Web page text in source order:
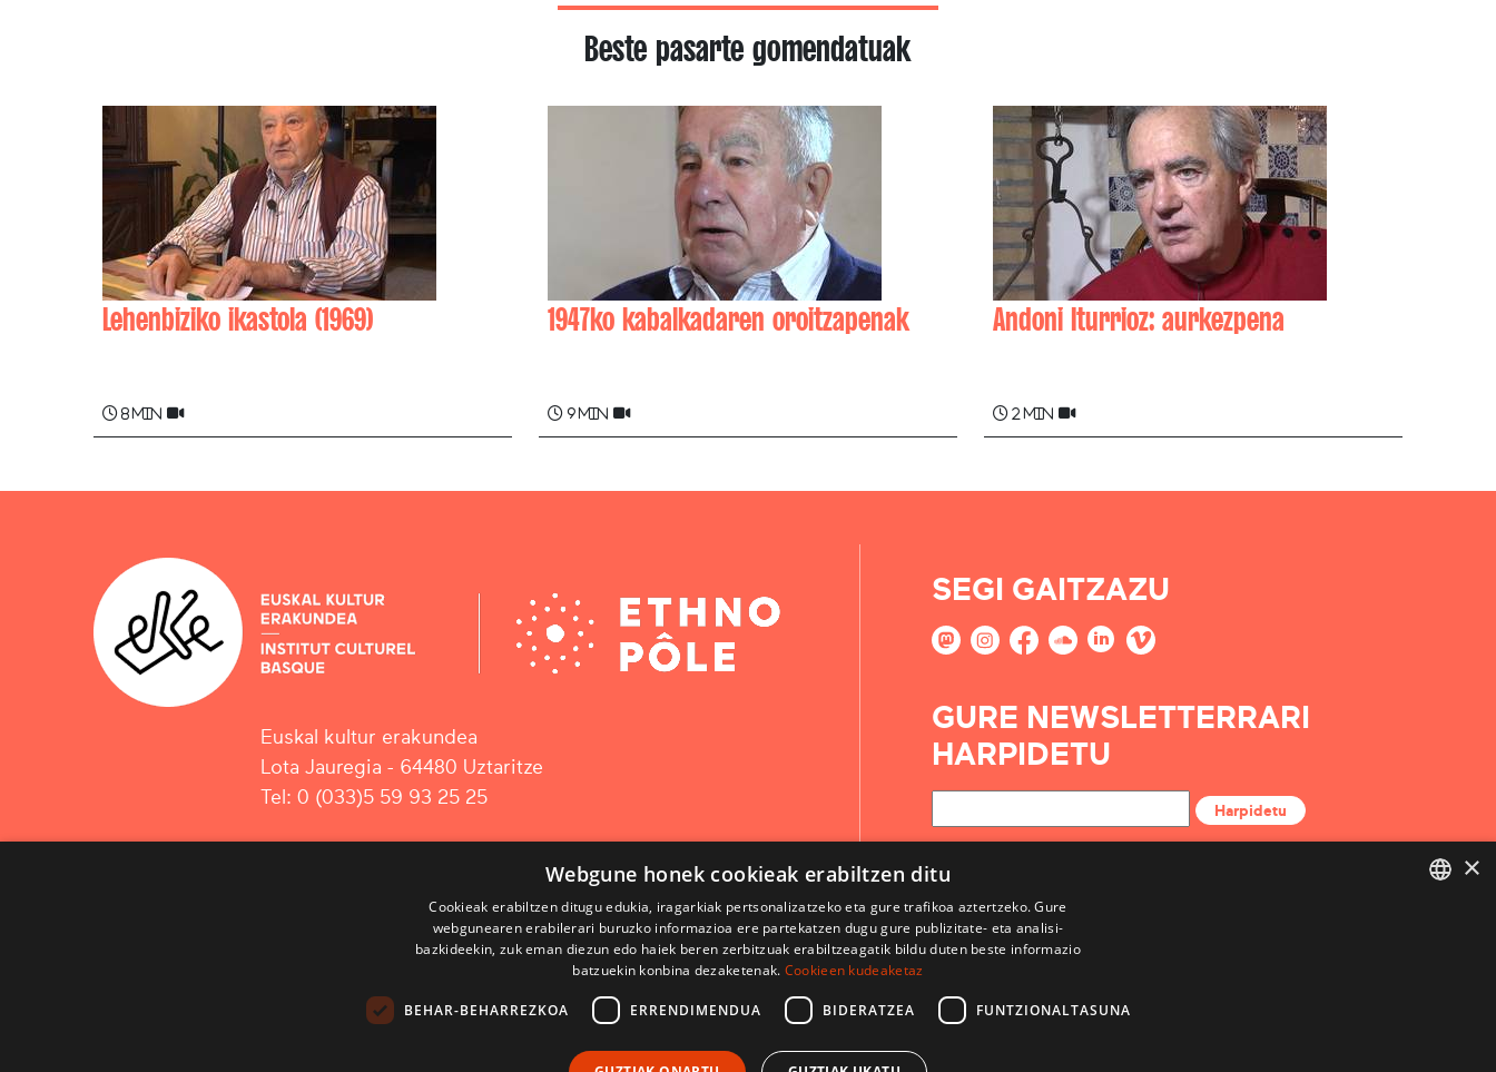
Beste pasarte gomendatuak
Lehenbiziko ikastola (1969)
8 min
1947ko kabalkadaren oroitzapenak
9 min
Andoni Iturrioz: aurkezpena
2 min
Euskal kultur erakundea
Lota Jauregia - 64480 Uztaritze
Tel: 0 (033)5 59 93 25 25
SEGI GAITZAZU
GURE NEWSLETTERRARI
HARPIDETU
Harpidetu
KONTAKTUA
×
Webgune honek cookieak erabiltzen ditu
Cookieak erabiltzen ditugu edukia, iragarkiak pertsonalizatzeko eta gure trafikoa aztertzeko. Gure
webgunearen erabilerari buruzko informazioa ere partekatzen dugu gure publizitate- eta analisi-
bazkideekin, zuk eman diezun edo haiek beren zerbitzuak erabiltzeagatik bildu duten beste informazio
batzuekin konbina dezaketenak. Cookieen kudeaketaz
BEHAR-BEHARREZKOA ERRENDIMENDUA BIDERATZEA FUNTZIONALTASUNA